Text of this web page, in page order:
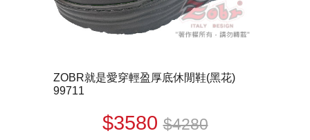
ZOBR就是愛穿輕盈厚底休閒鞋(黑花)
99711
$3580$4280